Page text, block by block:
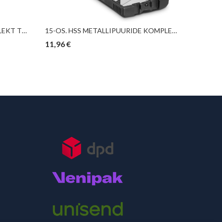
6-OS. SDS KIVIPUURIDE KOMPLEKT TRIUMF 15-OS. HSS METALLIPUURIDE KOMPLEKT TROTEC
11,96€